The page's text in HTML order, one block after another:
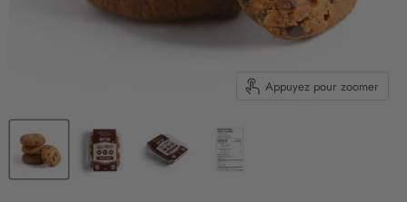
Appuyez pour zoomer